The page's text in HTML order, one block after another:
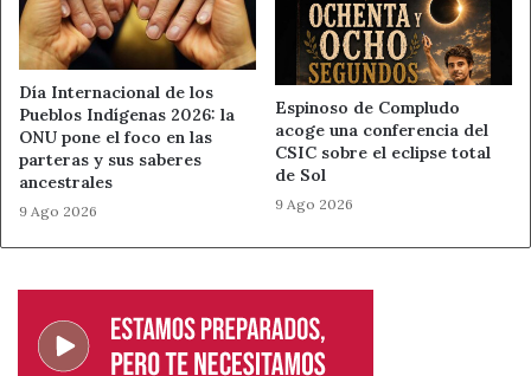
hikikomori digital hiperconectividad
psicología adolescente Qustodio
seguridad online
Día Internacional de los
Pueblos Indígenas 2026: la
ONU pone el foco en las
parteras y sus saberes
ancestrales
9 Ago 2026
Espinoso de Compludo
acoge una conferencia del
CSIC sobre el eclipse total
de Sol
9 Ago 2026